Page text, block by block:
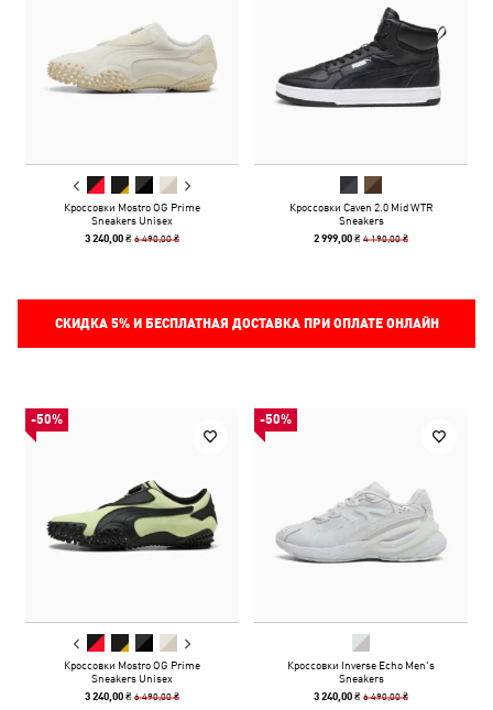
Кроссовки Mostro OG Prime
Sneakers Unisex
3 240,00 ₴6 490,00 ₴
Кроссовки Caven 2.0 Mid WTR
Sneakers
2 999,00 ₴4 190,00 ₴
СКИДКА 5%И БЕСПЛАТНАЯ ДОСТАВКА ПРИ ОПЛАТЕ ОНЛАЙН
-50%
Кроссовки Mostro OG Prime
Sneakers Unisex
3 240,00 ₴6 490,00 ₴
-50%
Кроссовки Inverse Echo Men's
Sneakers
3 240,00 ₴6 490,00 ₴